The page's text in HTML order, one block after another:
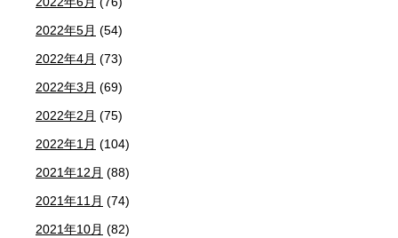
2022年5月 (54)
2022年4月 (73)
2022年3月 (69)
2022年2月 (75)
2022年1月 (104)
2021年12月 (88)
2021年11月 (74)
2021年10月 (82)